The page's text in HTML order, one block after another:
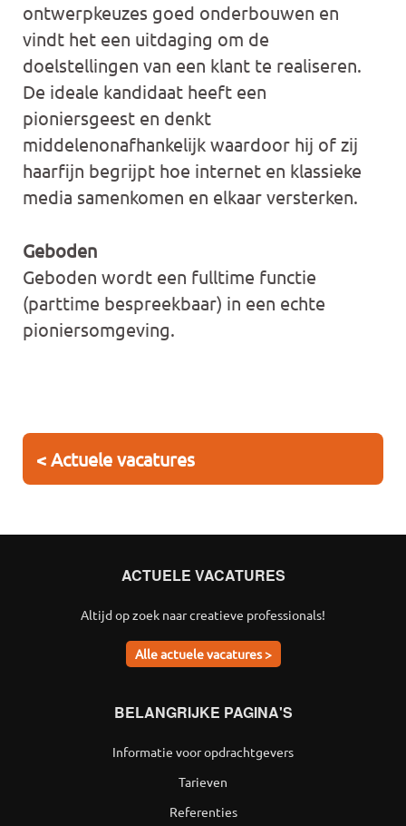
ontwerpkeuzes goed onderbouwen en
vindt het een uitdaging om de
doelstellingen van een klant te realiseren.
De ideale kandidaat heeft een
pioniersgeest en denkt
middelenonafhankelijk waardoor hij of zij
haarfijn begrijpt hoe internet en klassieke
media samenkomen en elkaar versterken.
Geboden
Geboden wordt een fulltime functie
(parttime bespreekbaar) in een echte
pioniersomgeving.
< Actuele vacatures
ACTUELE VACATURES
Altijd op zoek naar creatieve professionals!
Alle actuele vacatures >
BELANGRIJKE PAGINA'S
Informatie voor opdrachtgevers
Tarieven
Referenties